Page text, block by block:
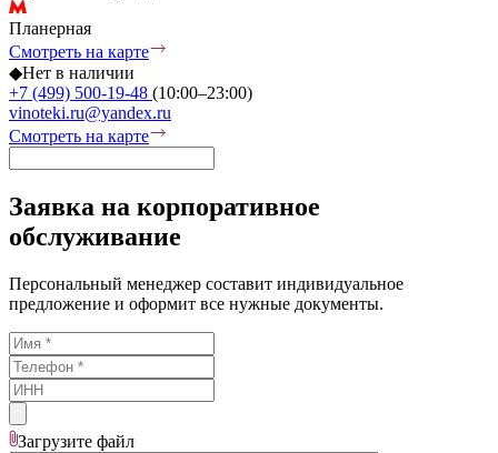
Планерная
Смотреть на карте
◆Нет в наличии
+7 (499) 500-19-48 (10:00–23:00)
vinoteki.ru@yandex.ru
Смотреть на карте
Заявка на корпоративное
обслуживание
Персональный менеджер составит индивидуальное
предложение и оформит все нужные документы.
Загрузите файл